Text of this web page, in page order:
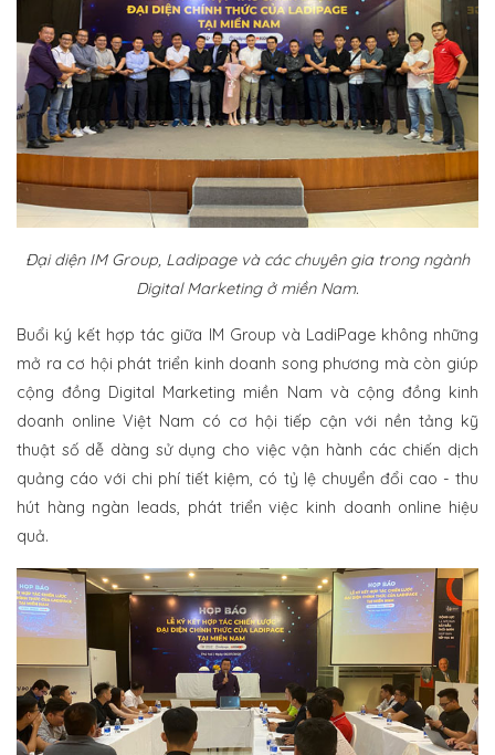
Đại diện IM Group, Ladipage và các chuyên gia trong ngành
Digital Marketing ở miền Nam.
Buổi ký kết hợp tác giữa IM Group và LadiPage không những
mở ra cơ hội phát triển kinh doanh song phương mà còn giúp
cộng đồng Digital Marketing miền Nam và cộng đồng kinh
doanh online Việt Nam có cơ hội tiếp cận với nền tảng kỹ
thuật số dễ dàng sử dụng cho việc vận hành các chiến dịch
quảng cáo với chi phí tiết kiệm, có tỷ lệ chuyển đổi cao - thu
hút hàng ngàn leads, phát triển việc kinh doanh online hiệu
quả.